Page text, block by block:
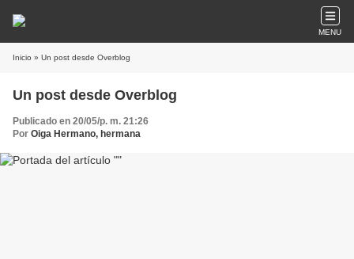
MENU
Inicio » Un post desde Overblog
Un post desde Overblog
Publicado en 20/05/p. m. 21:26
Por Oiga Hermano, hermana